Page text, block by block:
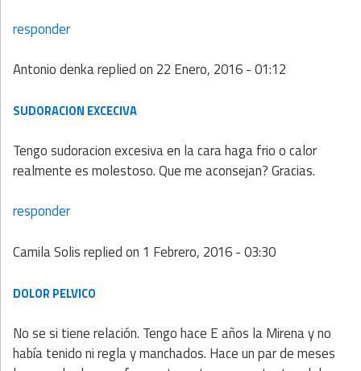
responder
Antonio denkareplied on 22 Enero, 2016 - 01:12
SUDORACION EXCECIVA
Tengo sudoracion excesiva en la cara haga frio o calor
realmente es molestoso. Que me aconsejan? Gracias.
responder
Camila Solisreplied on 1 Febrero, 2016 - 03:30
DOLOR PELVICO
No se si tiene relación. Tengo hace E años la Mirena y no
había tenido ni regla y manchados. Hace un par de meses